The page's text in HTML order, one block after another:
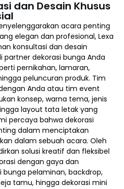
dan Desain Khusus
acara penting
elegan dan profesional, Lexa
konsultasi dan desain
partner dekorasi bunga Anda
pernikahan, lamaran,
peluncuran produk. Tim
Anda atau tim event
konsep, warna tema, jenis
layout tata letak yang
percaya bahwa dekorasi
dalam menciptakan
dalam sebuah acara. Oleh
solusi kreatif dan fleksibel
dengan gaya dan
bunga pelaminan, backdrop,
tamu, hingga dekorasi mini